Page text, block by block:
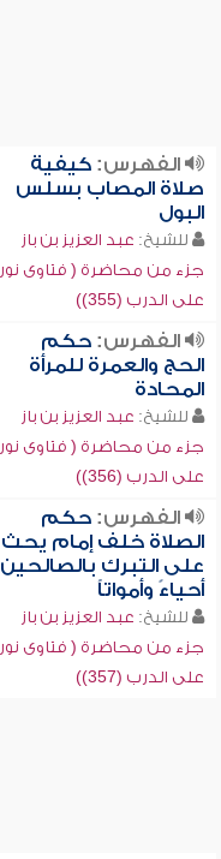
الفهرس:كيفية
صلاة المصاب بسلس
البول
للشيخ: عبد العزيز بن باز
جزء من محاضرة ( فتاوى نور
على الدرب (355))
الفهرس:حكم
الحج والعمرة للمرأة
المحادة
للشيخ: عبد العزيز بن باز
جزء من محاضرة ( فتاوى نور
على الدرب (356))
الفهرس:حكم
الصلاة خلف إمام يحث
على التبرك بالصالحين
أحياءً وأمواتاً
للشيخ: عبد العزيز بن باز
جزء من محاضرة ( فتاوى نور
على الدرب (357))